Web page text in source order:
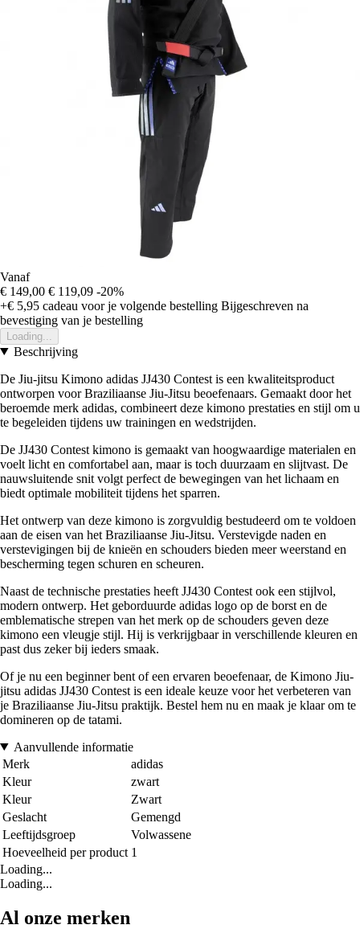
Vanaf
€ 149,00 € 119,09 -20%
+€ 5,95 cadeau voor je volgende bestelling Bijgeschreven na
bevestiging van je bestelling
Loading...
Beschrijving
De Jiu-jitsu Kimono adidas JJ430 Contest is een kwaliteitsproduct
ontworpen voor Braziliaanse Jiu-Jitsu beoefenaars. Gemaakt door het
beroemde merk adidas, combineert deze kimono prestaties en stijl om u
te begeleiden tijdens uw trainingen en wedstrijden.
De JJ430 Contest kimono is gemaakt van hoogwaardige materialen en
voelt licht en comfortabel aan, maar is toch duurzaam en slijtvast. De
nauwsluitende snit volgt perfect de bewegingen van het lichaam en
biedt optimale mobiliteit tijdens het sparren.
Het ontwerp van deze kimono is zorgvuldig bestudeerd om te voldoen
aan de eisen van het Braziliaanse Jiu-Jitsu. Verstevigde naden en
verstevigingen bij de knieën en schouders bieden meer weerstand en
bescherming tegen schuren en scheuren.
Naast de technische prestaties heeft JJ430 Contest ook een stijlvol,
modern ontwerp. Het geborduurde adidas logo op de borst en de
emblematische strepen van het merk op de schouders geven deze
kimono een vleugje stijl. Hij is verkrijgbaar in verschillende kleuren en
past dus zeker bij ieders smaak.
Of je nu een beginner bent of een ervaren beoefenaar, de Kimono Jiu-
jitsu adidas JJ430 Contest is een ideale keuze voor het verbeteren van
je Braziliaanse Jiu-Jitsu praktijk. Bestel hem nu en maak je klaar om te
domineren op de tatami.
Aanvullende informatie
Merk
adidas
Kleur
zwart
Kleur
Zwart
Geslacht
Gemengd
Leeftijdsgroep
Volwassene
Hoeveelheid per product 1
Loading...
Loading...
Al onze merken